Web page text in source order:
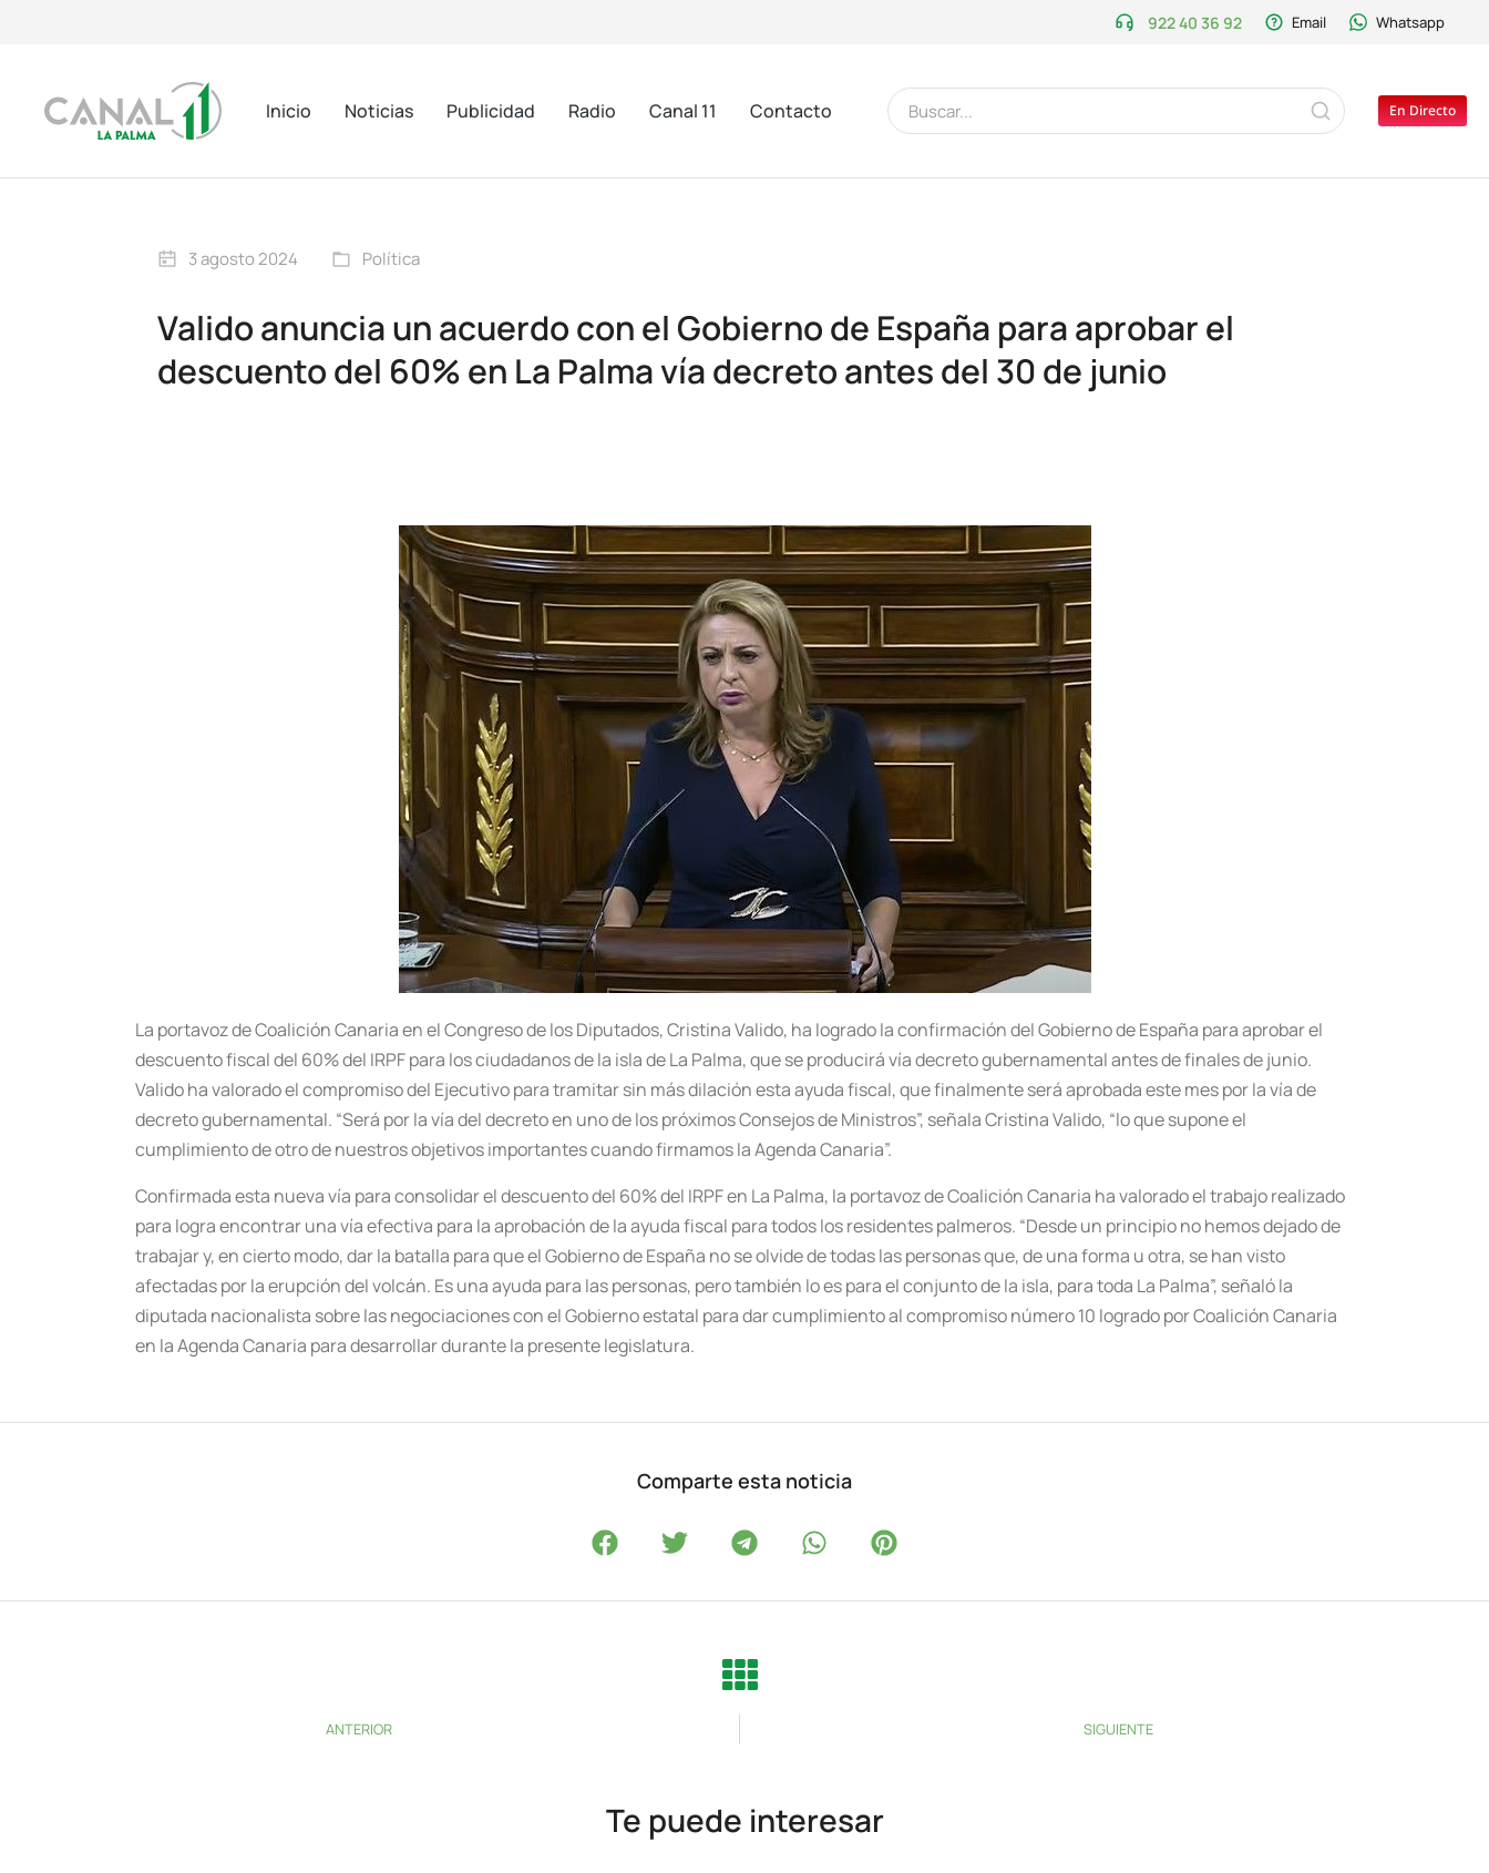
922 40 36 92 Email Whatsapp
Inicio Noticias Publicidad Radio Canal 11 Contacto En Directo
3 agosto 2024 Política
Valido anuncia un acuerdo con el Gobierno de España para aprobar el
descuento del 60% en La Palma vía decreto antes del 30 de junio
La portavoz de Coalición Canaria en el Congreso de los Diputados, Cristina Valido, ha logrado la confirmación del Gobierno de España para aprobar el
descuento fiscal del 60% del IRPF para los ciudadanos de la isla de La Palma, que se producirá vía decreto gubernamental antes de finales de junio.
Valido ha valorado el compromiso del Ejecutivo para tramitar sin más dilación esta ayuda fiscal, que finalmente será aprobada este mes por la vía de
decreto gubernamental. “Será por la vía del decreto en uno de los próximos Consejos de Ministros”, señala Cristina Valido, “lo que supone el
cumplimiento de otro de nuestros objetivos importantes cuando firmamos la Agenda Canaria”.
Confirmada esta nueva vía para consolidar el descuento del 60% del IRPF en La Palma, la portavoz de Coalición Canaria ha valorado el trabajo realizado
para logra encontrar una vía efectiva para la aprobación de la ayuda fiscal para todos los residentes palmeros. “Desde un principio no hemos dejado de
trabajar y, en cierto modo, dar la batalla para que el Gobierno de España no se olvide de todas las personas que, de una forma u otra, se han visto
afectadas por la erupción del volcán. Es una ayuda para las personas, pero también lo es para el conjunto de la isla, para toda La Palma”, señaló la
diputada nacionalista sobre las negociaciones con el Gobierno estatal para dar cumplimiento al compromiso número 10 logrado por Coalición Canaria
en la Agenda Canaria para desarrollar durante la presente legislatura.
Comparte esta noticia
ANTERIOR SIGUIENTE
Te puede interesar